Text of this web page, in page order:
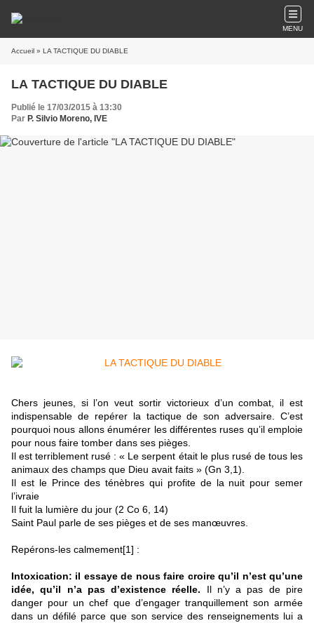
MENU
Accueil » LA TACTIQUE DU DIABLE
LA TACTIQUE DU DIABLE
Publié le 17/03/2015 à 13:30
Par P. Silvio Moreno, IVE
Chers jeunes, si l’on veut sortir victorieux d’un combat, il est
indispensable de repérer la tactique de son adversaire. C’est
pourquoi nous allons énumérer les différentes ruses qu’il emploie
pour nous faire tomber dans ses pièges.
Il est terriblement rusé : « Le serpent était le plus rusé de tous les
animaux des champs que Dieu avait faits » (Gn 3,1).
Il est le Prince des ténèbres qui profite de la nuit pour semer
l’ivraie
Il fuit la lumière du jour (2 Co 6, 14)
Saint Paul parle de ses pièges et de ses manœuvres.
Repérons-les calmement[1] :
Intoxication: il essaye de nous faire croire qu’il n’est qu’une
idée, qu’il n’a pas d’existence réelle. Il n’y a pas de pire
danger pour un chef que d’engager tranquillement son armée
dans un défilé parce que son service des renseignements lui a